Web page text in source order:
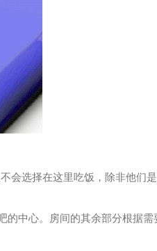
选择在这里吃饭，除非他们
中心。房间的其余部分根据需